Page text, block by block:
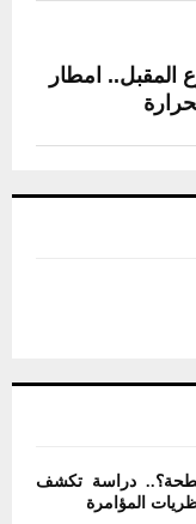
المقبل.. امطار
دراسة تكشف
المؤامرة